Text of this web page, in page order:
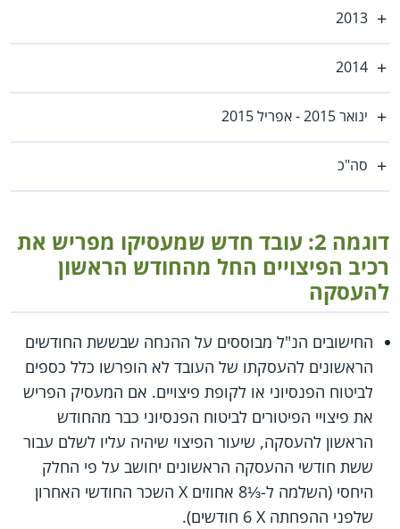
2013
2014
ינואר 2015 - אפריל 2015
סה"כ
דוגמה 2: עובד חדש שמעסיקו מפריש את
רכיב הפיצויים החל מהחודש הראשון
להעסקה
החישובים הנ"ל מבוססים על ההנחה שבששת החודשים
הראשונים להעסקתו של העובד לא הופרשו כלל כספים
לביטוח הפנסיוני או לקופת פיצויים. אם המעסיק הפריש
את פיצויי הפיטורים לביטוח הפנסיוני כבר מהחודש
הראשון להעסקה, שיעור הפיצוי שיהיה עליו לשלם עבור
ששת חודשי ההעסקה הראשונים יחושב על פי החלק
היחסי (השלמה ל-⅓8 אחוזים X‏ השכר החודשי האחרון
שלפני ההפחתה X‏ 6 חודשים).